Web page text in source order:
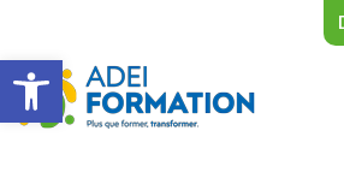
Ouvrir la barre